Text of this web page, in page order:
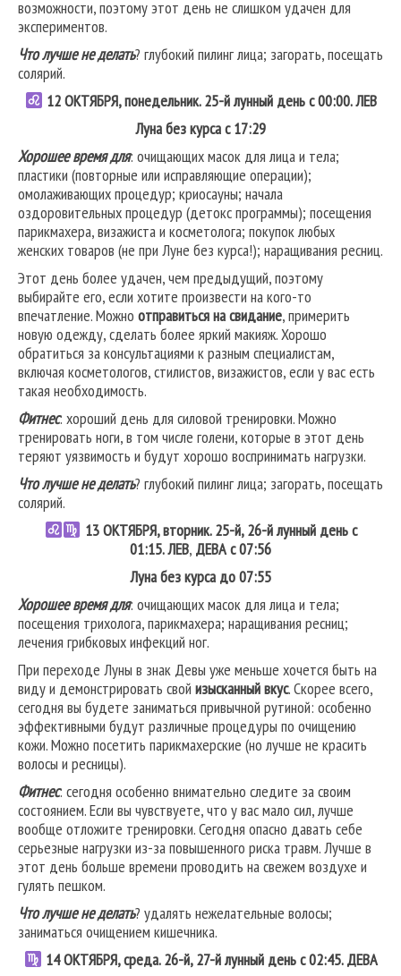
возможности, поэтому этот день не слишком удачен для
экспериментов.
Что лучше не делать? глубокий пилинг лица; загорать, посещать
солярий.
12 ОКТЯБРЯ, понедельник. 25-й лунный день с 00:00.ЛЕВ
Луна без курса с 17:29
Хорошее время для: очищающих масок для лица и тела;
пластики (повторные или исправляющие операции);
омолаживающих процедур; криосауны; начала
оздоровительных процедур (детокс программы); посещения
парикмахера, визажиста и косметолога; покупок любых
женских товаров (не при Луне без курса!); наращивания ресниц.
Этот день более удачен, чем предыдущий, поэтому
выбирайте его, если хотите произвести на кого-то
впечатление. Можно отправиться на свидание, примерить
новую одежду, сделать более яркий макияж. Хорошо
обратиться за консультациями к разным специалистам,
включая косметологов, стилистов, визажистов, если у вас есть
такая необходимость.
Фитнес: хороший день для силовой тренировки. Можно
тренировать ноги, в том числе голени, которые в этот день
теряют уязвимость и будут хорошо воспринимать нагрузки.
Что лучше не делать? глубокий пилинг лица; загорать, посещать
солярий.
13ОКТЯБРЯ, вторник. 25-й, 26-й лунный день с
01:15.ЛЕВ, ДЕВАс 07:56
Луна без курса до 07:55
Хорошее время для: очищающих масок для лица и тела;
посещения трихолога, парикмахера; наращивания ресниц;
лечения грибковых инфекций ног.
При переходе Луны в знак Девы уже меньше хочется быть на
виду и демонстрировать свой изысканный вкус. Скорее всего,
сегодня вы будете заниматься привычной рутиной: особенно
эффективными будут различные процедуры по очищению
кожи. Можно посетить парикмахерские (но лучше не красить
волосы и ресницы).
Фитнес: сегодня особенно внимательно следите за своим
состоянием. Если вы чувствуете, что у вас мало сил, лучше
вообще отложите тренировки. Сегодня опасно давать себе
серьезные нагрузки из-за повышенного риска травм. Лучше в
этот день больше времени проводить на свежем воздухе и
гулять пешком.
Что лучше не делать? удалять нежелательные волосы;
заниматься очищением кишечника.
14ОКТЯБРЯ, среда. 26-й, 27-й лунный день с 02:45.ДЕВА